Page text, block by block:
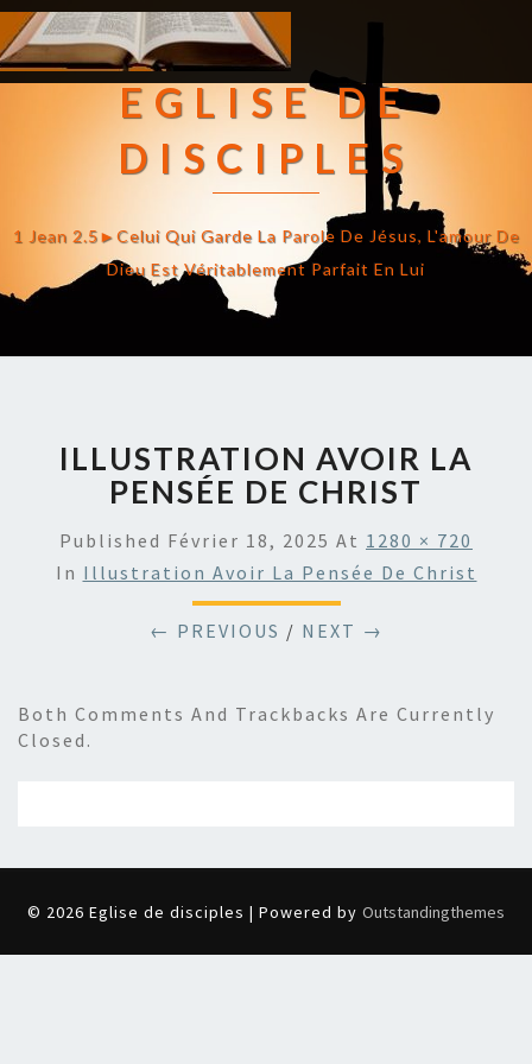
EGLISE DE
DISCIPLES
1 Jean 2.5►celui Qui Garde La Parole De Jésus, L'amour De
Dieu Est Véritablement Parfait En Lui
ILLUSTRATION AVOIR LA
PENSÉE DE CHRIST
Published Février 18, 2025 At 1280 × 720
In Illustration Avoir La Pensée De Christ
← PREVIOUS / NEXT →
Both Comments And Trackbacks Are Currently
Closed.
© 2026 Eglise de disciples | Powered by Outstandingthemes